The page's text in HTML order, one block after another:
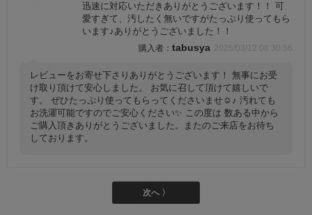
迅速に対応いただきありがとうございます！！ 可
愛すぎて、汚したく無いですがたっぷり使ってもら
います♪ありがとうございました！！
tabusya 2025/03/12 08:30:56
レビューをお寄せ下さりありがとうございます！ 無事にお受
け取り頂けて安心しました。 お気に召して頂けて嬉しいで
す。 ぜひたっぷり使ってもらってくださいませ☺️♪ 汚れても
お洗濯可能ですのでご安心ください✨ この度は 数ある中から
ご購入頂きありがとうございました。またのご来店をお待ち
しております。
次へ 〉